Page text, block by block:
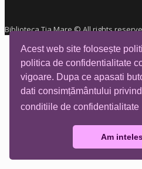
Acest web site folosește
politica de confidentialitate
vigoare. Dupa ce apasati
dati consimțământului
conditiile de confidentialitate
Am inteles
Biblioteca Tia Mare © All rights